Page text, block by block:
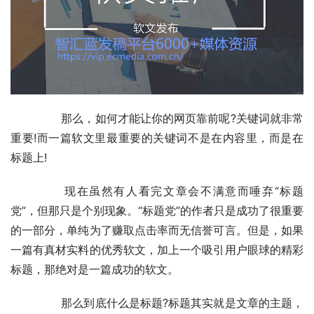
重要!而一篇软文里最重要的关键词不是在内容里，而是在
标题上!
党”，但那只是个别现象。“标题党”的作者只是成功了很重要
的一部分，单纯为了赚取点击率而无信誉可言。但是，如果
一篇有真材实料的优秀软文，加上一个吸引用户眼球的精彩
标题，那绝对是一篇成功的软文。